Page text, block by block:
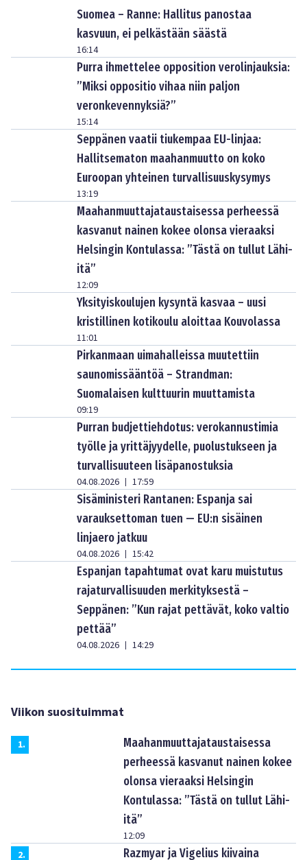
Suomea – Ranne: Hallitus panostaa
kasvuun, ei pelkästään säästä
16:14
Purra ihmettelee opposition verolinjauksia:
”Miksi oppositio vihaa niin paljon
veronkevennyksiä?”
15:14
Seppänen vaatii tiukempaa EU-linjaa:
Hallitsematon maahanmuutto on koko
Euroopan yhteinen turvallisuuskysymys
13:19
Maahanmuuttajataustaisessa perheessä
kasvanut nainen kokee olonsa vieraaksi
Helsingin Kontulassa: ”Tästä on tullut Lähi-
itä”
12:09
Yksityiskoulujen kysyntä kasvaa – uusi
kristillinen kotikoulu aloittaa Kouvolassa
11:01
Pirkanmaan uimahalleissa muutettiin
saunomissääntöä – Strandman:
Suomalaisen kulttuurin muuttamista
09:19
Purran budjettiehdotus: verokannustimia
työlle ja yrittäjyydelle, puolustukseen ja
turvallisuuteen lisäpanostuksia
04.08.2026 | 17:59
Sisäministeri Rantanen: Espanja sai
varauksettoman tuen — EU:n sisäinen
linjaero jatkuu
04.08.2026 | 15:42
Espanjan tapahtumat ovat karu muistutus
rajaturvallisuuden merkityksestä –
Seppänen: ”Kun rajat pettävät, koko valtio
pettää”
04.08.2026 | 14:29
Viikon suosituimmat
1.
Maahanmuuttajataustaisessa
perheessä kasvanut nainen kokee
olonsa vieraaksi Helsingin
Kontulassa: ”Tästä on tullut Lähi-
itä”
12:09
2. Razmyar ja Vigelius kiivaina